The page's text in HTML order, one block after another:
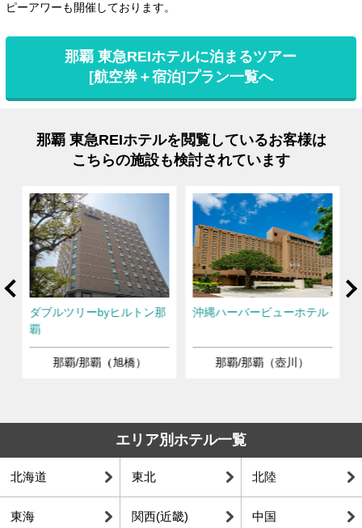
ピーアワーも開催しております。
那覇 東急REIホテルに泊まるツアー
[航空券＋宿泊]プラン一覧へ
那覇 東急REIホテルを閲覧しているお客様は
こちらの施設も検討されています
ダブルツリーbyヒルトン那
覇
那覇/那覇（旭橋）
沖縄ハーバービューホテル
那覇/那覇（壺川）
エリア別ホテル一覧
北海道 東北 北陸
東海 関西(近畿) 中国